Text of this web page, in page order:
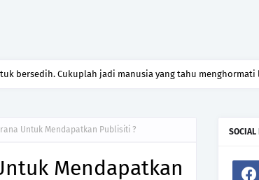
bersedih. Cukuplah jadi manusia yang tahu
Untuk Mendapatkan Publisiti ?
Mendapatkan
SOCIAL